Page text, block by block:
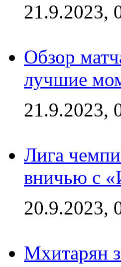
21.9.2023,
Обзор
лучшие
21.9.2023,
Лига
вничью с
20.9.2023,
Мхитарян